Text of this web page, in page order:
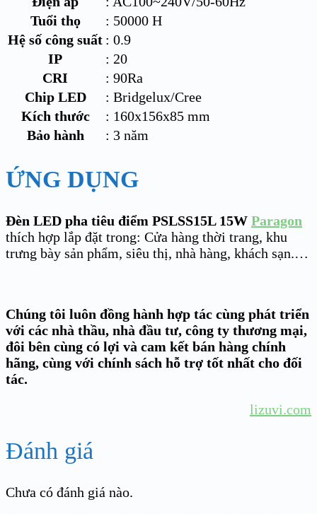
Tuổi thọ
: 50000 H
Hệ số công suất : 0.9
IP
: 20
CRI
: 90Ra
Chip LED
: Bridgelux/Cree
Kích thước
: 160x156x85 mm
Bảo hành
: 3 năm
ỨNG DỤNG
Đèn LED pha tiêu điểm PSLSS15L 15W Paragon
thích hợp lắp đặt trong: Cửa hàng thời trang, khu
trưng bày sản phẩm, siêu thị, nhà hàng, khách sạn.…
Chúng tôi luôn đồng hành hợp tác cùng phát triển
với các nhà thầu, nhà đầu tư, công ty thương mại,
đôi bên cùng có lợi và cam kết bán hàng chính
hãng, cùng với chính sách hỗ trợ tốt nhất cho đối
tác.
lizuvi.com
Đánh giá
Chưa có đánh giá nào.